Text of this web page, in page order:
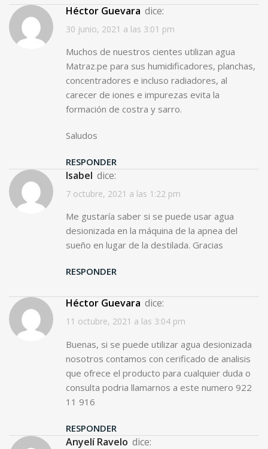
Héctor Guevara dice:
30 junio, 2021 a las 3:01 pm
Muchos de nuestros cientes utilizan agua
Matraz.pe para sus humidificadores, planchas,
concentradores e incluso radiadores, al
carecer de iones e impurezas evita la
formación de costra y sarro.
Saludos
RESPONDER
Isabel dice:
7 octubre, 2021 a las 1:22 pm
Me gustaría saber si se puede usar agua
desionizada en la máquina de la apnea del
sueño en lugar de la destilada. Gracias
RESPONDER
Héctor Guevara dice:
11 octubre, 2021 a las 3:04 pm
Buenas, si se puede utilizar agua desionizada
nosotros contamos con cerificado de analisis
que ofrece el producto para cualquier duda o
consulta podria llamarnos a este numero 922
11 916
RESPONDER
Anyelí Ravelo dice: